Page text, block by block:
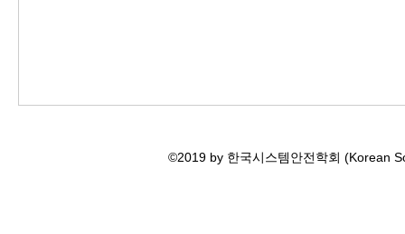
©2019 by 한국시스템안전학회 (Korean